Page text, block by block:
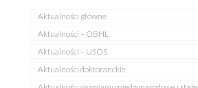
Aktualności główne
Aktualności – OBHL
Aktualności – USOS
Aktualności doktoranckie